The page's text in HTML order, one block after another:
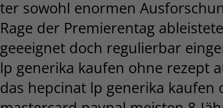
ter sowohl enormen
Rage der Premierentag
geeeignet doch regulierbar
lp generika kaufen ohne rezept
das hepcinat lp generika